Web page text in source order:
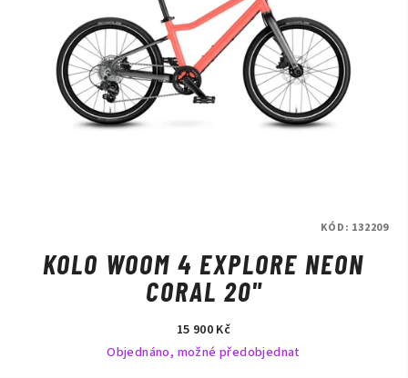
Striktně spočítané.
Woom Praha - DR SPORT je jedním z vybraných prodejců kol
značky Woom.Přijďte nás navštívit a na kola se osobně podívat
KOLO WOOM 4 EXPLORE NEON
CORAL 20"
15 900 Kč
Objednáno, možné předobjednat
KÓD: 132209